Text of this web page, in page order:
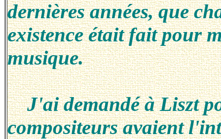
dernières années, que
existence était fait pour
musique.
J'ai demandé à Liszt
compositeurs avaient